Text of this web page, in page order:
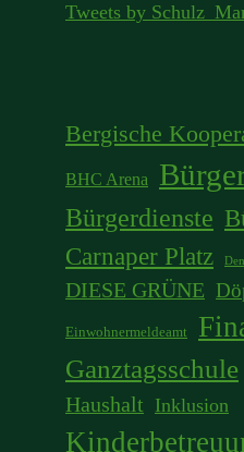
Tweets by
Bergische
BHC Arena
Bürgerdienste
Carnaper Platz
DIESE GRÜNE
Einwohnermeldeamt
Ganztagsschule
Haushalt Inklusion